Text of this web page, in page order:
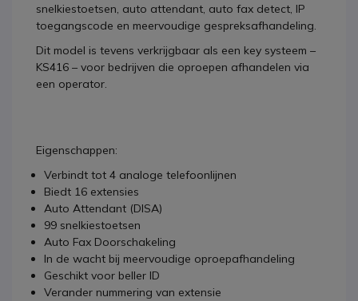
snelkiestoetsen, auto attendant, auto fax detect, IP
toegangscode en meervoudige gespreksafhandeling.
Dit model is tevens verkrijgbaar als een key systeem –
KS416 – voor bedrijven die oproepen afhandelen via
een operator.
Eigenschappen:
Verbindt tot 4 analoge telefoonlijnen
Biedt 16 extensies
Auto Attendant (DISA)
99 snelkiestoetsen
Auto Fax Doorschakeling
In de wacht bij meervoudige oproepafhandeling
Geschikt voor beller ID
Verander nummering van extensie